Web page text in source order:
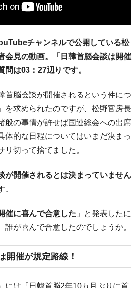
るからできない。
人を雇用する効果は低い。全産業の
まない
2026年1Q 資金循環統計」面白い結果
学企業最大手『ロッテケミカル』純
付け「ネガティブ」にダウン
式市場･暗黒の火曜日。サーキットブ
体2銘柄の暴落
優勝校を最も多く輩出している都道
ライオンズ」とは？
白毛馬」とは？
くら？ 競馬GI競走で勝利騎手がもら
チャンネルで公開している松
会見の動画。「日韓首脳会談は開催
問は03：27辺りです。
首脳会談が開催されるという件につ
を求められたのですが、松野官房長
般の事情が許せば国連総会への出席
体的な日程についてはいまだ決まっ
リ切って捨てました。
が開催されるとは決まっていません
催に喜んで合意した 」と発表したに
誰が喜んで合意したのでしょうか。
開催が規定路線！
には「日韓首脳2年10カ月ぶりに首